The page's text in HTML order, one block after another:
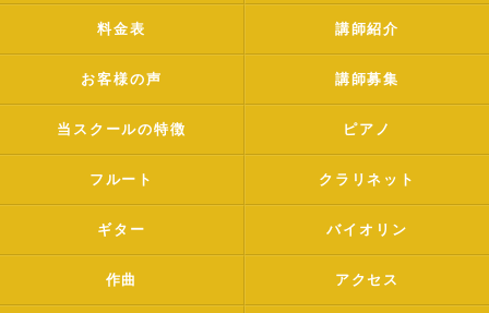
料金表 講師紹介
お客様の声 講師募集
当スクールの特徴 ピアノ
フルート クラリネット
ギター バイオリン
作曲 アクセス